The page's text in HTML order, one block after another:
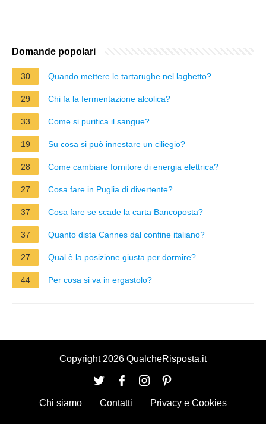
Domande popolari
30 Quando mettere le tartarughe nel laghetto?
29 Chi fa la fermentazione alcolica?
33 Come si purifica il sangue?
19 Su cosa si può innestare un ciliegio?
28 Come cambiare fornitore di energia elettrica?
27 Cosa fare in Puglia di divertente?
37 Cosa fare se scade la carta Bancoposta?
37 Quanto dista Cannes dal confine italiano?
27 Qual è la posizione giusta per dormire?
44 Per cosa si va in ergastolo?
Copyright 2026 QualcheRisposta.it
Chi siamo Contatti Privacy e Cookies